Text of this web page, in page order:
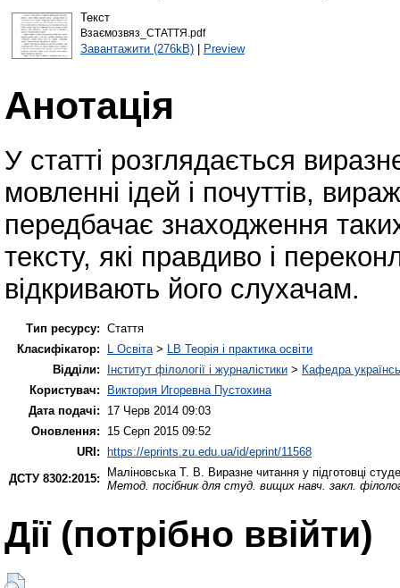
Текст
Взаємозвяз_СТАТТЯ.pdf
Завантажити (276kB)| Preview
Анотація
У статті розглядається
мовленні ідей і почуттів,
передбачає знаходження
тексту, які правдиво і
відкривають його слухачам.
Тип ресурсу: Стаття
Класифікатор:
L Освіта > LB Теорія і практика освіти
Відділи:
Інститут філології і журналістики > Кафедра
Користувач:
Виктория Игоревна Пустохина
Дата подачі:
17 Черв 2014 09:03
Оновлення:
15 Серп 2015 09:52
URI: https://eprints.zu.edu.ua/id/eprint/11568
ДСТУ 8302:2015:
Маліновська Т. В.
Виразне читання у підготовці
Метод. посібник для студ. вищих навч. закл.
Дії ​​(потрібно ввійти)